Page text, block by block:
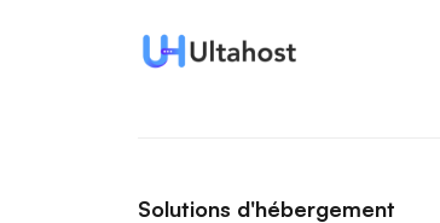
Solutions d'hébergement